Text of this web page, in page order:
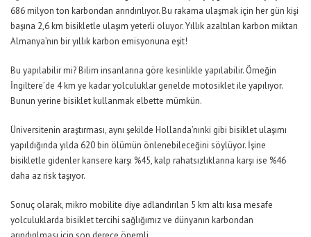
686 milyon ton karbondan arındırılıyor. Bu rakama ulaşmak için her gün kişi
başına 2,6 km bisikletle ulaşım yeterli oluyor. Yıllık azaltılan karbon miktarı
Almanya’nın bir yıllık karbon emisyonuna eşit!
Bu yapılabilir mi? Bilim insanlarına göre kesinlikle yapılabilir. Örneğin
İngiltere’de 4 km ye kadar yolculuklar genelde motosiklet ile yapılıyor.
Bunun yerine bisiklet kullanmak elbette mümkün.
Üniversitenin araştırması, aynı şekilde Hollanda’nınki gibi bisiklet ulaşımı
yapıldığında yılda 620 bin ölümün önlenebileceğini söylüyor. İşine
bisikletle gidenler kansere karşı %45, kalp rahatsızlıklarına karşı ise %46
daha az risk taşıyor.
Sonuç olarak, mikro mobilite diye adlandırılan 5 km altı kısa mesafe
yolculuklarda bisiklet tercihi sağlığımız ve dünyanın karbondan